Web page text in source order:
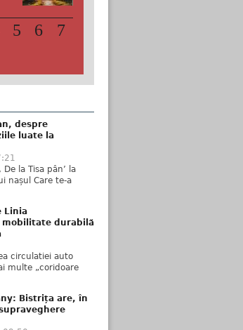
5 6
7
despre
luate la
la Tisa pân’ la
nașul Care te-a
Linia
mobilitate durabilă
circulatiei auto
multe „coridoare
Bistrița are, în